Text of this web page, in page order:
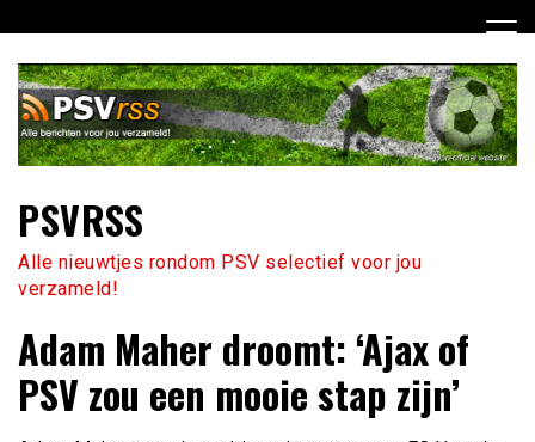
naar
inhoud
PSVRSS
Alle nieuwtjes rondom PSV selectief voor jou
verzameld!
Adam Maher droomt: ‘Ajax of
PSV zou een mooie stap zijn’